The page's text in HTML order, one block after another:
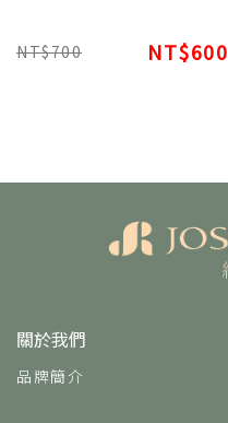
NT$700 NT$600
關於我們
品牌簡介